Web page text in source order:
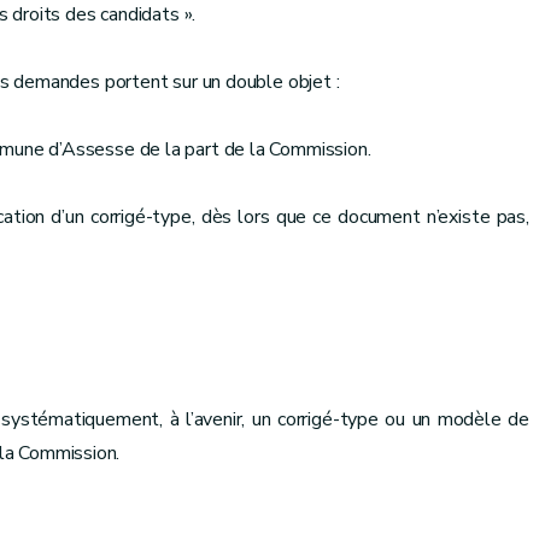
droits des candidats ».
demandes portent sur un double objet :
d’Assesse de la part de la Commission.
d’un corrigé-type, dès lors que ce document n’existe pas,
à l’avenir, un corrigé-type ou un modèle de
Commission.